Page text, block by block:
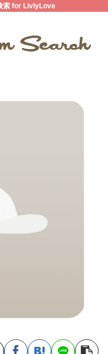
索 for LivlyLove